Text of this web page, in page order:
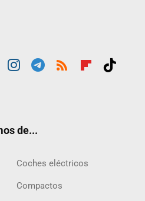
de...
Coches eléctricos
Compactos